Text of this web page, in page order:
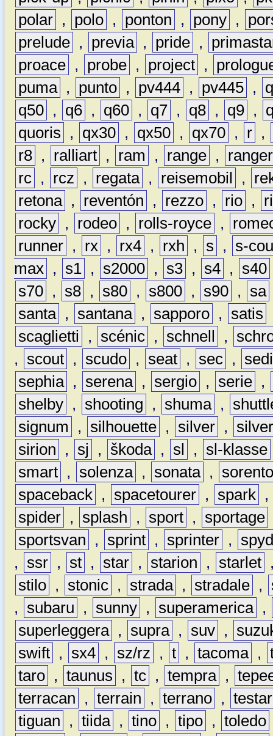
polar , polo , ponton , pony ,
prelude , previa , pride ,
proace , probe , project ,
puma , punto , pv444 , pv445 ,
q50 , q6 , q60 , q7 , q8 , q9 ,
quoris
, qx30 , qx50 , qx70 , r ,
r8 , ralliart , ram , range ,
ranger
rc , rcz , regata , reisemobil ,
retona , reventón , rezzo , rio ,
rocky , rodeo , rolls-royce ,
runner , rx , rx4 , rxh , s ,
s-
max , s1 , s2000 , s3 , s4 , s40
s70 , s8 , s80 , s800 , s90 , sa
santa , santana , sapporo , satis
scaglietti
, scénic , schnell ,
,
scout , scudo , seat , sec ,
sephia , serena , sergio , serie ,
shelby , shooting , shuma ,
signum
, silhouette , silver ,
sirion
, sj , škoda , sl , sl-klasse
smart , solenza , sonata ,
spaceback , spacetourer , spark ,
spider , splash , sport , sportage
sportsvan
, sprint , sprinter ,
,
ssr , st , star , starion , starlet
stilo , stonic , strada , stradale ,
,
subaru , sunny , superamerica ,
superleggera , supra , suv ,
swift , sx4 , sz/rz , t , tacoma ,
taro , taunus , tc , tempra ,
terracan
, terrain , terrano ,
tiguan
, tiida , tino , tipo , toledo